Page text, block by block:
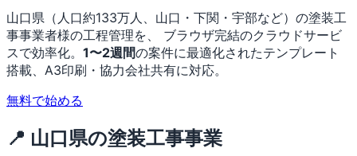
山口県（人口約133万人、山口・下関・宇部など）の塗装工
事事業者様の工程管理を、 ブラウザ完結のクラウドサービ
スで効率化。 1〜2週間の案件に最適化されたテンプレート
搭載、A3印刷・協力会社共有に対応。
無料で始める
📍 山口県の塗装工事事業